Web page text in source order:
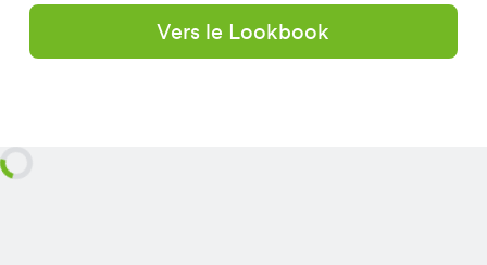
Vers le Lookbook